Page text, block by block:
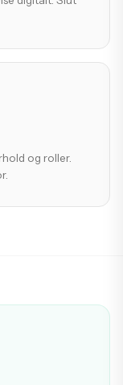
og roller.